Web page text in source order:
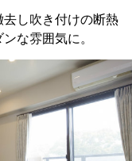
し吹き付けの断熱
な雰囲気に。